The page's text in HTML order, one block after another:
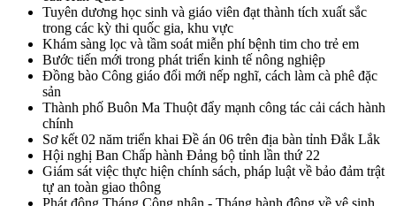
Tuyên dương học sinh và giáo viên đạt thành tích xuất sắc
trong các kỳ thi quốc gia, khu vực
Khám sàng lọc và tầm soát miễn phí bệnh tim cho trẻ em
Bước tiến mới trong phát triển kinh tế nông nghiệp
Đồng bào Công giáo đổi mới nếp nghĩ, cách làm cà phê đặc
sản
Thành phố Buôn Ma Thuột đẩy mạnh công tác cải cách hành
chính
Sơ kết 02 năm triển khai Đề án 06 trên địa bàn tỉnh Đắk Lắk
Hội nghị Ban Chấp hành Đảng bộ tỉnh lần thứ 22
Giám sát việc thực hiện chính sách, pháp luật về bảo đảm trật
tự an toàn giao thông